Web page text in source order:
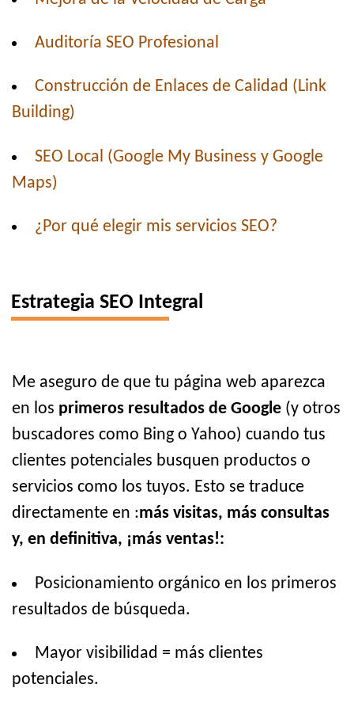
Auditoría SEO Profesional
Construcción de Enlaces de Calidad (Link
Building)
SEO Local (Google My Business y Google
Maps)
¿Por qué elegir mis servicios SEO?
Estrategia SEO Integral
Me aseguro de que tu página web aparezca
en los primeros resultados de Google (y otros
buscadores como Bing o Yahoo) cuando tus
clientes potenciales busquen productos o
servicios como los tuyos. Esto se traduce
directamente en :más visitas, más consultas
y, en definitiva, ¡más ventas!:
Posicionamiento orgánico en los primeros
resultados de búsqueda.
Mayor visibilidad = más clientes
potenciales.